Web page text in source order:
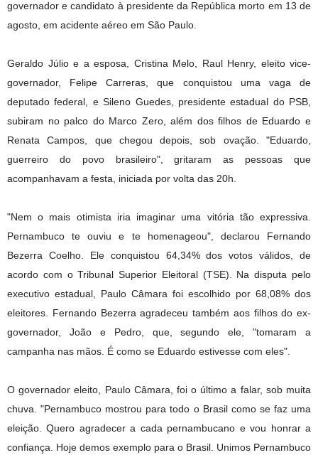
governador e candidato à presidente da República morto em 13 de
agosto, em acidente aéreo em São Paulo.
Geraldo Júlio e a esposa, Cristina Melo, Raul Henry, eleito vice-
governador, Felipe Carreras, que conquistou uma vaga de
deputado federal, e Sileno Guedes, presidente estadual do PSB,
subiram no palco do Marco Zero, além dos filhos de Eduardo e
Renata Campos, que chegou depois, sob ovação. "Eduardo,
guerreiro do povo brasileiro", gritaram as pessoas que
acompanhavam a festa, iniciada por volta das 20h.
"Nem o mais otimista iria imaginar uma vitória tão expressiva.
Pernambuco te ouviu e te homenageou", declarou Fernando
Bezerra Coelho. Ele conquistou 64,34% dos votos válidos, de
acordo com o Tribunal Superior Eleitoral (TSE). Na disputa pelo
executivo estadual, Paulo Câmara foi escolhido por 68,08% dos
eleitores. Fernando Bezerra agradeceu também aos filhos do ex-
governador, João e Pedro, que, segundo ele, "tomaram a
campanha nas mãos. É como se Eduardo estivesse com eles".
O governador eleito, Paulo Câmara, foi o último a falar, sob muita
chuva. "Pernambuco mostrou para todo o Brasil como se faz uma
eleição. Quero agradecer a cada pernambucano e vou honrar a
confiança. Hoje demos exemplo para o Brasil. Unimos Pernambuco